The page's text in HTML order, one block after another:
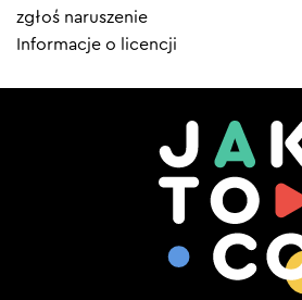
zgłoś naruszenie
Informacje o licencji